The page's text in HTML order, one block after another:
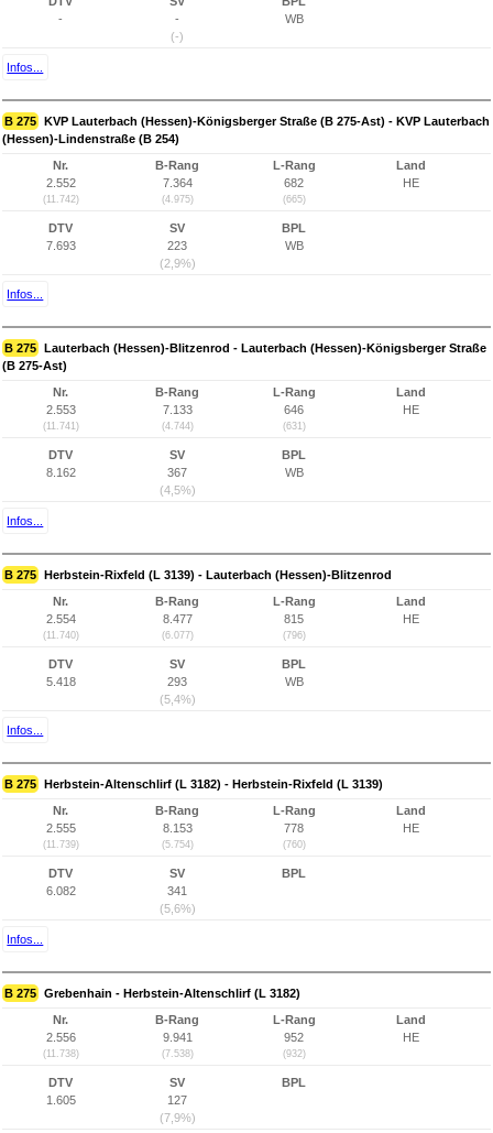
-
-
(-)
WB
Infos...
B 275 KVP Lauterbach (Hessen)-Königsberger Straße (B 275-Ast) - KVP Lauterbach
(Hessen)-Lindenstraße (B 254)
Nr.
2.552
(11.742)
B-Rang
7.364
(4.975)
L-Rang
682
(665)
Land
HE
DTV
7.693
SV
223
(2,9%)
BPL
WB
Infos...
B 275 Lauterbach (Hessen)-Blitzenrod - Lauterbach (Hessen)-Königsberger Straße
(B 275-Ast)
Nr.
2.553
(11.741)
B-Rang
7.133
(4.744)
L-Rang
646
(631)
Land
HE
DTV
8.162
SV
367
(4,5%)
BPL
WB
Infos...
B 275 Herbstein-Rixfeld (L 3139) - Lauterbach (Hessen)-Blitzenrod
Nr.
2.554
(11.740)
B-Rang
8.477
(6.077)
L-Rang
815
(796)
Land
HE
DTV
5.418
SV
293
(5,4%)
BPL
WB
Infos...
B 275 Herbstein-Altenschlirf (L 3182) - Herbstein-Rixfeld (L 3139)
Nr.
2.555
(11.739)
B-Rang
8.153
(5.754)
L-Rang
778
(760)
Land
HE
DTV
6.082
SV
341
(5,6%)
BPL
Infos...
B 275 Grebenhain - Herbstein-Altenschlirf (L 3182)
Nr.
2.556
(11.738)
B-Rang
9.941
(7.538)
L-Rang
952
(932)
Land
HE
DTV
1.605
SV
127
(7,9%)
BPL